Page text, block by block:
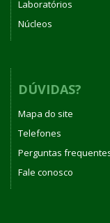
Laboratórios
Núcleos
DÚVIDAS?
Mapa do site
Telefones
Perguntas
Fale conosco